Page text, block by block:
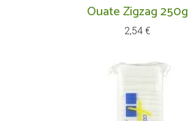
Ouate Zigzag 250g
Prix
2,54 €